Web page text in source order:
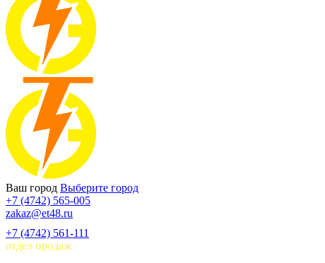
Ваш город Выберите город
+7 (4742) 565-005
zakaz@et48.ru
+7 (4742) 561-111
отдел продаж